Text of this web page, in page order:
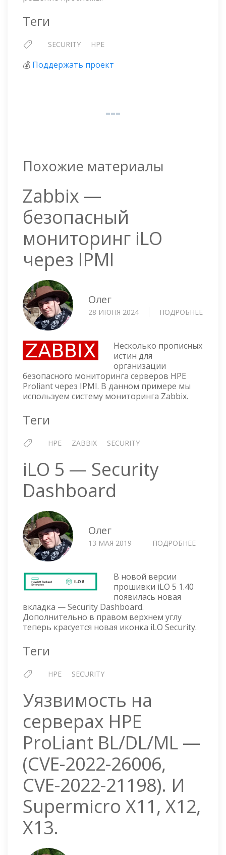
Теги
SECURITY HPE
💰 Поддержать проект
Похожие материалы
Zabbix —
безопасный
мониторинг iLO
через IPMI
Олег
28 ИЮНЯ 2024 ПОДРОБНЕЕ
Несколько прописных
истин для
организации
безопасного мониторинга серверов HPE
Proliant через IPMI. В данном примере мы
используем систему мониторинга Zabbix.
Теги
HPE ZABBIX SECURITY
iLO 5 — Security
Dashboard
Олег
13 МАЯ 2019 ПОДРОБНЕЕ
В новой версии
прошивки iLO 5 1.40
появилась новая
вкладка — Security Dashboard.
Дополнительно в правом верхнем углу
теперь красуется новая иконка iLO Security.
Теги
HPE SECURITY
Уязвимость на
серверах HPE
ProLiant BL/DL/ML —
(CVE-2022-26006,
CVE-2022-21198). И
Supermicro X11, X12,
X13.